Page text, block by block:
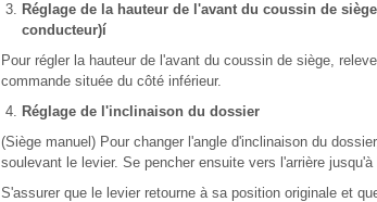
Réglage de la hauteur de l'avant du coussin de
conducteur)í
Pour régler la hauteur de l'avant du coussin de siège,
commande située du côté inférieur.
Réglage de l'inclinaison du dossier
(Siège manuel) Pour changer l'angle d'inclinaison du
soulevant le levier. Se pencher ensuite vers l'arrière
S'assurer que le levier retourne à sa position originale et